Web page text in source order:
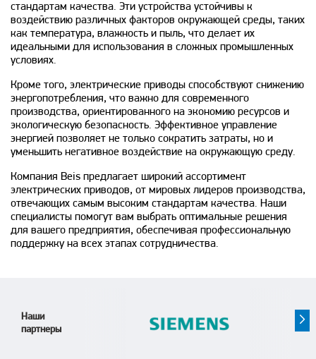
стандартам качества. Эти устройства устойчивы к
воздействию различных факторов окружающей среды, таких
как температура, влажность и пыль, что делает их
идеальными для использования в сложных промышленных
условиях.
Кроме того, электрические приводы способствуют снижению
энергопотребления, что важно для современного
производства, ориентированного на экономию ресурсов и
экологическую безопасность. Эффективное управление
энергией позволяет не только сократить затраты, но и
уменьшить негативное воздействие на окружающую среду.
Компания Beis предлагает широкий ассортимент
электрических приводов, от мировых лидеров производства,
отвечающих самым высоким стандартам качества. Наши
специалисты помогут вам выбрать оптимальные решения
для вашего предприятия, обеспечивая профессиональную
поддержку на всех этапах сотрудничества.
Наши
партнеры